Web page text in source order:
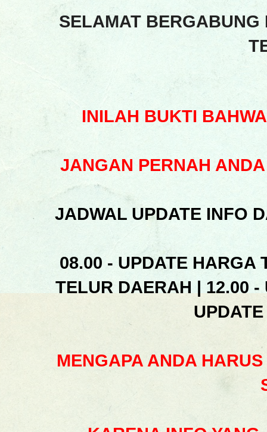
SELAMAT
INILAH BUKTI
JANGAN PERNAH
JADWAL UPDATE INFO
08.00 - UPDATE HARGA
TELUR DAERAH | 12.00
MENGAPA ANDA